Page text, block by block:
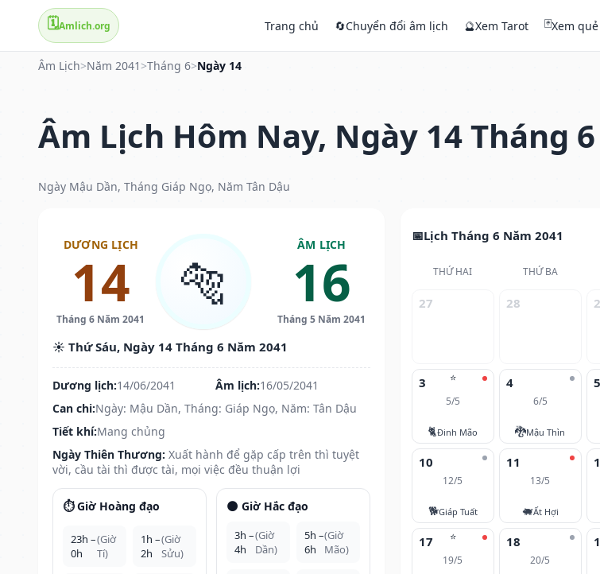
🗓️Amlich.org Trang chủ 🔄Chuyển đổi âm lịch 🔮Xem Tarot 🃏Xem quẻ
Âm Lịch>Năm 2041 >Tháng 6>Ngày 14
Âm Lịch Hôm Nay, Ngày 14 Tháng
Ngày Mậu Dần, Tháng Giáp Ngọ, Năm Tân Dậu
DƯƠNG LỊCH
14
Tháng 6 Năm 2041
🐅
ÂM LỊCH
16
Tháng 5 Năm 2041
☀️ Thứ Sáu, Ngày 14 Tháng 6 Năm 2041
Dương lịch:14/06/2041 Âm lịch:16/05/2041
Can chi:Ngày: Mậu Dần, Tháng: Giáp Ngọ, Năm: Tân Dậu
Tiết khí:Mang chủng
Ngày Thiên Thương: Xuất hành để gặp cấp trên thì tuyệt
vời, cầu tài thì được tài, mọi việc đều thuận lợi
⏱️ Giờ Hoàng đạo
23h –
0h
(Giờ
Tí)
1h –
2h
(Giờ
Sửu)
🌑 Giờ Hắc đạo
3h –
4h
(Giờ
Dần)
5h –
6h
(Giờ
Mão)
Lịch Tháng 6 Năm 2041
THỨ HAI THỨ BA
27 28
⭐
3
5/5
🐈Đinh Mão
4
6/5
🐉Mậu Thìn
5
10
12/5
🐕Giáp Tuất
11
13/5
🐖Ất Hợi
⭐
17
19/5
18
20/5